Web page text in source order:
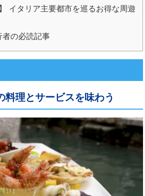
イタリア主要都市を巡るお得な周遊
の必読記事
料理とサービスを味わう